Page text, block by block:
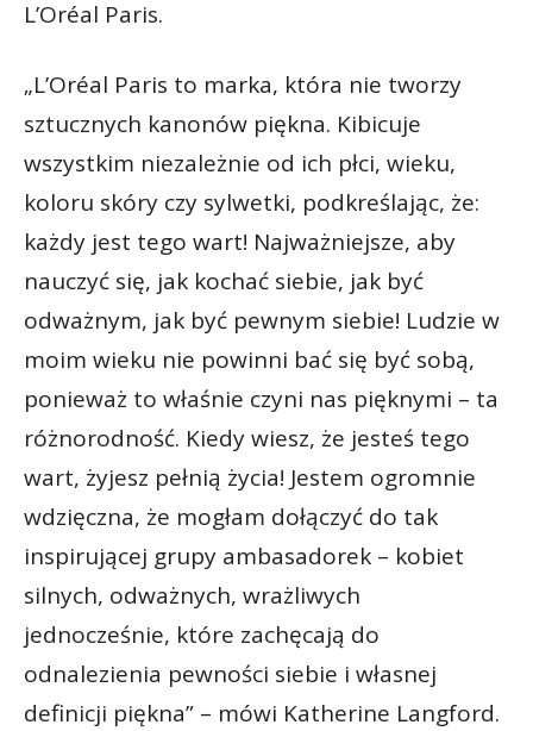
L’Oréal Paris.
„L’Oréal Paris to marka, która nie tworzy
sztucznych kanonów piękna. Kibicuje
wszystkim niezależnie od ich płci, wieku,
koloru skóry czy sylwetki, podkreślając, że:
każdy jest tego wart! Najważniejsze, aby
nauczyć się, jak kochać siebie, jak być
odważnym, jak być pewnym siebie! Ludzie w
moim wieku nie powinni bać się być sobą,
ponieważ to właśnie czyni nas pięknymi – ta
różnorodność. Kiedy wiesz, że jesteś tego
wart, żyjesz pełnią życia! Jestem ogromnie
wdzięczna, że mogłam dołączyć do tak
inspirującej grupy ambasadorek – kobiet
silnych, odważnych, wrażliwych
jednocześnie, które zachęcają do
odnalezienia pewności siebie i własnej
definicji piękna” – mówi Katherine Langford.